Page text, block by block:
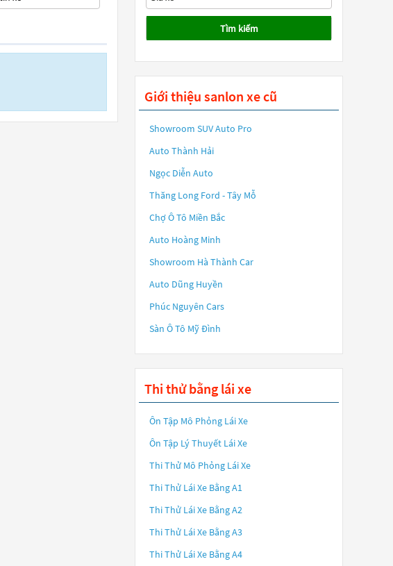
Tìm kiếm
Giới thiệu sanlon xe cũ
Showroom SUV Auto Pro
Auto Thành Hải
Ngọc Diễn Auto
Thăng Long Ford - Tây Mỗ
Chợ Ô Tô Miền Bắc
Auto Hoàng Minh
Showroom Hà Thành Car
Auto Dũng Huyền
Phúc Nguyên Cars
Sàn Ô Tô Mỹ Đình
Thi thử bằng lái xe
Ôn Tập Mô Phỏng Lái Xe
Ôn Tập Lý Thuyết Lái Xe
Thi Thử Mô Phỏng Lái Xe
Thi Thử Lái Xe Bằng A1
Thi Thử Lái Xe Bằng A2
Thi Thử Lái Xe Bằng A3
Thi Thử Lái Xe Bằng A4